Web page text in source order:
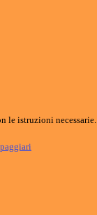
le istruzioni necessarie.